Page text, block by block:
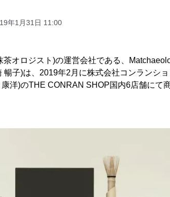
年1月31日 11:00
オロジスト)の運営会社である、
子)は、2019年2月に株式会社コンランシ
洋)のTHE CONRAN SHOP国内6店舗にて